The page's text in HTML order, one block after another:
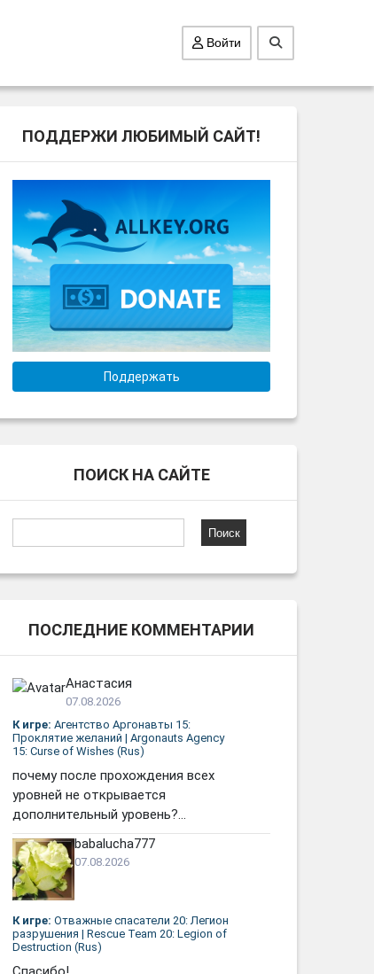
Войти
ПОДДЕРЖИ ЛЮБИМЫЙ САЙТ!
Поддержать
ПОИСК НА САЙТЕ
ПОСЛЕДНИЕ КОММЕНТАРИИ
Анастасия
07.08.2026
К игре: Агентство Аргонавты 15:
Проклятие желаний | Argonauts Agency
15: Curse of Wishes (Rus)
почему после прохождения всех
уровней не открывается
дополнительный уровень?...
babalucha777
07.08.2026
К игре: Отважные спасатели 20: Легион
разрушения | Rescue Team 20: Legion of
Destruction (Rus)